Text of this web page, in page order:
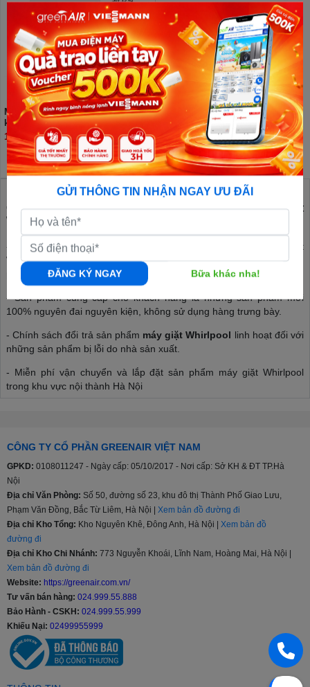
Máy sấy thông hơi Whirlpool 15
kg 3LWED4815FW0
15.700.000đ
GreenAir Việt Nam - Tổng Kho phân phối máy giặt
Whirlpool giá đại lý rẻ nhất Hà Nội
- GreenAir Việt Nam cam kết đưa ra thị trường sản phẩm máy giặt
Whirlpool với xuất xứ 100% chính hãng tại Việt Nam, bảo hành sản
phẩm trên toàn quốc.
- Sản phẩm cung cấp cho khách hàng là những sản phẩm mới
100% nguyên đai nguyên kiện, không sử dụng hàng trưng bày.
- Chính sách đổi trả sản phẩm máy giặt Whirlpool linh hoạt đối với
những sản phẩm bị lỗi do nhà sản xuất.
- Miễn phí vận chuyển và lắp đặt sản phẩm máy giặt Whirlpool
trong khu vực nội thành Hà Nội
- Gọi đến số Hotline: 024 999 55 888 Quý khách sẽ được tư vấn
miễn phí, hỗ trợ giải đáp mọi thắc mắc, hỗ trợ kỹ thuật, hướng dẫn
sử dụng máy giặt Whirlpool.
- Tại GreenAir Việt Nam có đội ngũ nhân viên lắp đặt chuyên
nghiệp, tay nghề cao, đảm bảo và nhanh chóng bảo hành máy giặt
Whirlpool tại nơi sử dụng ( tại nhà ).
CÔNG TY CỔ PHẦN GREENAIR VIỆT NAM
GPKD: 0108011247 - Ngày cấp: 05/10/2017 - Nơi cấp: Sở KH & ĐT TP.Hà
Nội
Địa chỉ Văn Phòng: Số 50, đường số 23, khu đô thị Thành Phố Giao Lưu,
Phạm Văn Đồng, Bắc Từ Liêm, Hà Nội | Xem bản đồ đường đi
Địa chỉ Kho Tổng: Kho Nguyên Khê, Đông Anh, Hà Nội | Xem bản đồ
đường đi
Địa chỉ Kho Chi Nhánh: 773 Nguyễn Khoái, Lĩnh Nam, Hoàng Mai, Hà Nội |
Xem bản đồ đường đi
Website: https://greenair.com.vn/
Tư vấn bán hàng: 024.999.55.888
Bảo Hành - CSKH: 024.999.55.999
Khiếu Nại: 02499955999
GỬI THÔNG TIN NHẬN NGAY ƯU ĐÃI
ĐĂNG KÝ NGAY Bữa khác nha!